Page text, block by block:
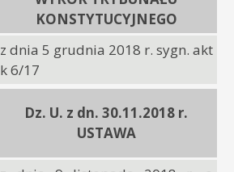
KONSTYTUCYJNEGO
z dnia 5 grudnia 2018 r. sygn. akt
k 6/17
Dz. U. z dn. 30.11.2018 r.
USTAWA